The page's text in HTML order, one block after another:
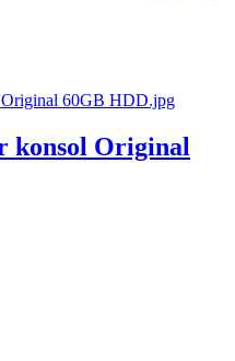
konsol Original